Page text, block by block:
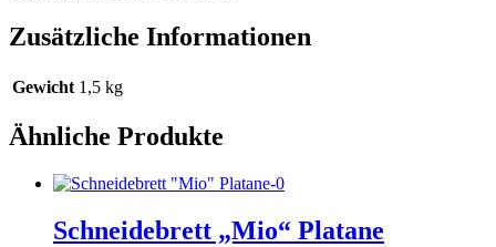
Zusätzliche Informationen
Gewicht 1,5 kg
Ähnliche Produkte
Schneidebrett „Mio“ Platane